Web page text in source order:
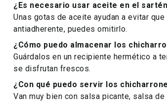
¿Es necesario usar aceite en el
Unas gotas de aceite ayudan a evitar
antiadherente, puedes omitirlo.
¿Cómo puedo almacenar los
Guárdalos en un recipiente hermético a
se disfrutan frescos.
¿Con qué puedo servir los
Van muy bien con salsa picante, salsa